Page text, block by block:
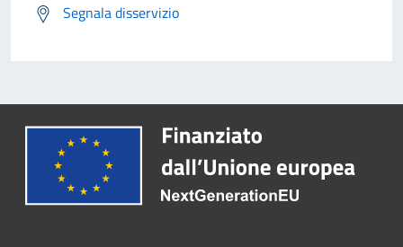
Segnala disservizio